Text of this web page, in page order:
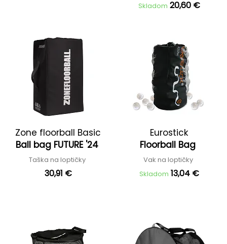
Skladom 20,60 €
Zone floorball Basic
Ball bag FUTURE '24
Taška na loptičky
30,91 €
Eurostick
Floorball Bag
Vak na loptičky
Skladom 13,04 €